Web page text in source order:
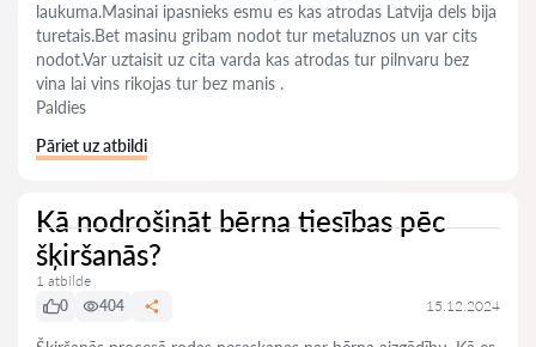
laukuma.Masinai ipasnieks esmu es kas atrodas Latvija dels bija
turetais.Bet masinu gribam nodot tur metaluznos un var cits
nodot.Var uztaisit uz cita varda kas atrodas tur pilnvaru bez
vina lai vins rikojas tur bez manis .
Paldies
Pāriet uz atbildi
Kā nodrošināt bērna tiesības pēc
šķiršanās?
1 atbilde
0
404 15.12.2024